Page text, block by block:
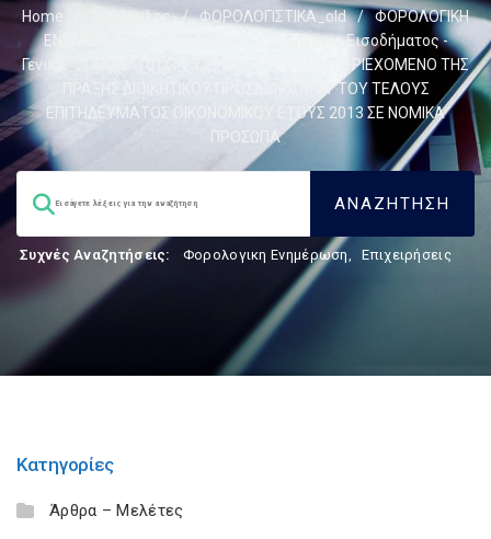
Home Σύμβουλος / ΦΟΡΟΛΟΓΙΣΤΙΚΑ_old /
ΦΟΡΟΛΟΓΙΚΗ
ΕΝΗΜΕΡΩΣΗ
Φορολογία Εισοδήματος -
Γενικά
ΠΟΛ.1101/11.5.2015 – ΤΥΠΟΣ ΚΑΙ ΠΕΡΙΕΧΟΜΕΝΟ ΤΗΣ
ΠΡΑΞΗΣ ΔΙΟΙΚΗΤΙΚΟΥ ΠΡΟΣΔΙΟΡΙΣΜΟΥ ΤΟΥ ΤΕΛΟΥΣ
ΕΠΙΤΗΔΕΥΜΑΤΟΣ ΟΙΚΟΝΟΜΙΚΟΥ ΕΤΟΥΣ 2013 ΣΕ ΝΟΜΙΚΑ
ΠΡΟΣΩΠΑ
Συχνές Αναζητήσεις: Φορολογικη Ενημέρωση, Επιχειρήσεις
Κατηγορίες
Άρθρα – Μελέτες